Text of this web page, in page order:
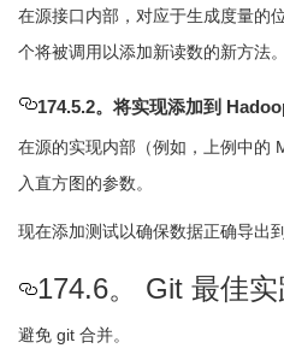
在源接口内部，对应于生成度量的
个将被调用以添加新读数的新方法。
174.5.2。将实现添加到
在源的实现内部（例如，上例中的
入直方图的参数。
现在添加测试以确保数据正确导出
174.6。 Git 最佳实
避免 git 合并。